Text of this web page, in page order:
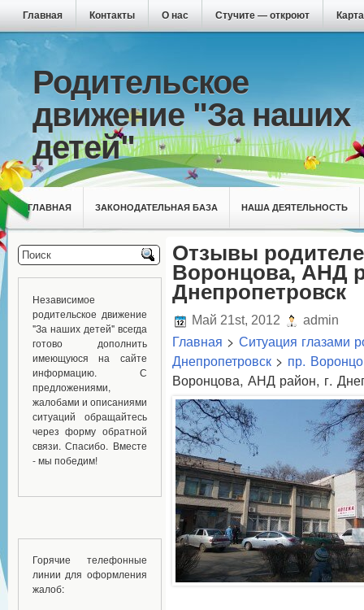
Главная Контакты О нас Стучите — откроют
Родительское
движение "За наших
детей"
ГЛАВНАЯ ЗАКОНОДАТЕЛЬНАЯ БАЗА НАША ДЕЯТЕЛЬНОСТЬ
Независимое
родительское движение
"За наших детей" всегда
готово дополнить
имеющуюся на сайте
информацию. С
предложениями,
жалобами и описаниями
ситуаций обращайтесь
через форму обратной
связи. Спасибо. Вместе
- мы победим!
Горячие телефонные
линии для оформления
жалоб:
Отзывы
Воронцова, АНД
Днепропетровск
Май 21st, 2012 admin
Главная > Ситуация глазами
Днепропетровск > пр.
Воронцова, АНД район, г.